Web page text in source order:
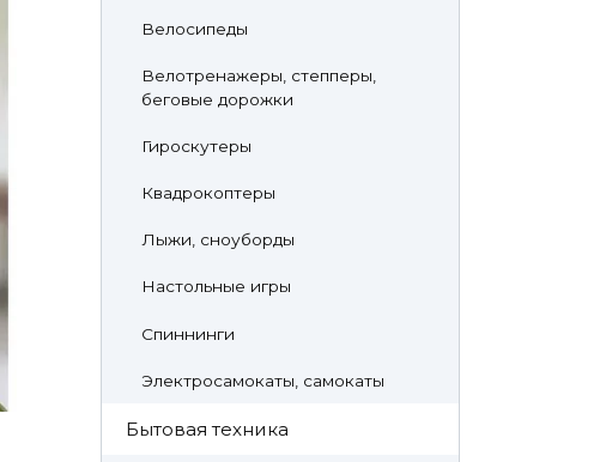
Велосипеды
Велотренажеры, степперы,
беговые дорожки
Гироскутеры
Квадрокоптеры
Лыжи, сноуборды
Настольные игры
Спиннинги
Электросамокаты, самокаты
Бытовая техника